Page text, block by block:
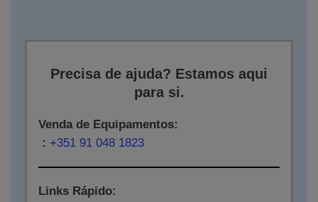
Precisa de ajuda? Estamos aqui
para si.
Venda de Equipamentos:
: +351 91 048 1823
Links Rápido: